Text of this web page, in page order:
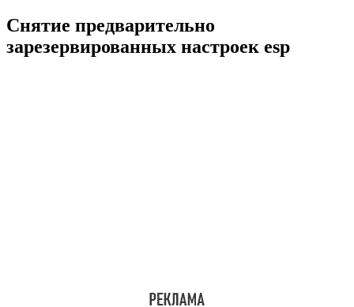
Снятие предварительно
зарезервированных настроек esp